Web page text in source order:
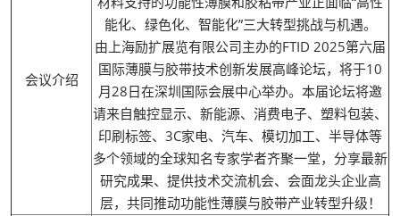
会议介绍
能化、绿色化、智能化”三大转型挑战与机遇。
由上海励扩展览有限公司主办的FTID 2025第六届
国际薄膜与胶带技术创新发展高峰论坛，将于10
月28日在深圳国际会展中心举办。本届论坛将邀
请来自触控显示、新能源、消费电子、塑料包装、
印刷标签、3C家电、汽车、模切加工、半导体等
多个领域的全球知名专家学者齐聚一堂，分享最新
研究成果、提供技术交流机会、会面龙头企业高
层，共同推动功能性薄膜与胶带产业转型升级！